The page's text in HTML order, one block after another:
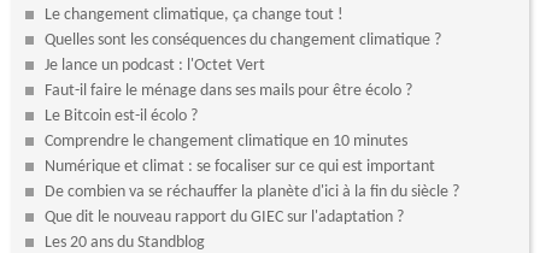
Le changement climatique, ça change tout !
Quelles sont les conséquences du changement climatique ?
Je lance un podcast : l'Octet Vert
Faut-il faire le ménage dans ses mails pour être écolo ?
Le Bitcoin est-il écolo ?
Comprendre le changement climatique en 10 minutes
Numérique et climat : se focaliser sur ce qui est important
De combien va se réchauffer la planète d'ici à la fin du siècle ?
Que dit le nouveau rapport du GIEC sur l'adaptation ?
Les 20 ans du Standblog